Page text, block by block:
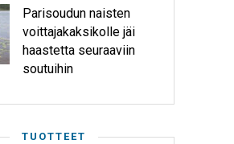
Parisoudun naisten
voittajakaksikolle jäi
haastetta seuraaviin
soutuihin
TUOTTEET